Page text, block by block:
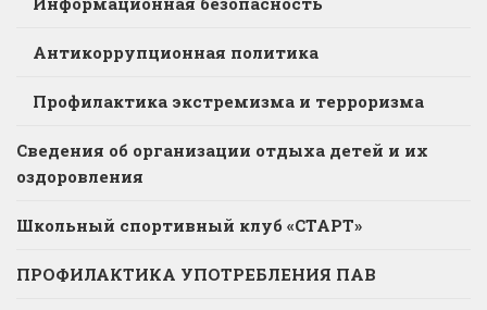
Антикоррупционная политика
Профилактика экстремизма и терроризма
Сведения об организации отдыха детей и их
оздоровления
Школьный спортивный клуб «СТАРТ»
ПРОФИЛАКТИКА УПОТРЕБЛЕНИЯ ПАВ